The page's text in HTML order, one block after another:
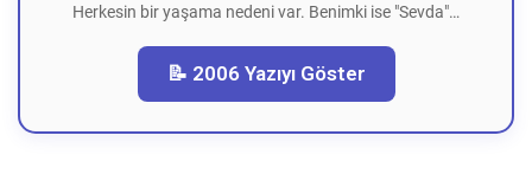
Herkesin bir yaşama nedeni var. Benimki ise "Sevda"…
📝 2006 Yazıyı Göster